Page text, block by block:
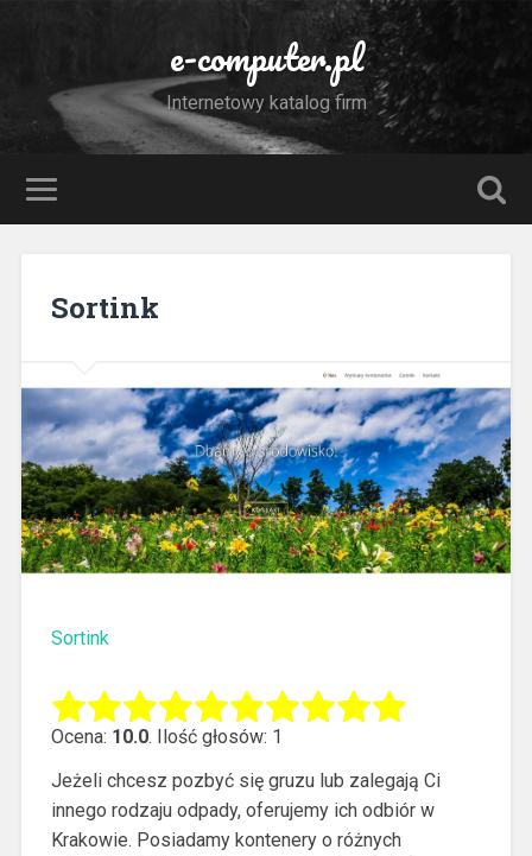
e-computer.pl
Internetowy katalog firm
Sortink
Sortink
Ocena: 10.0. Ilość głosów: 1
Jeżeli chcesz pozbyć się gruzu lub zalegają Ci
innego rodzaju odpady, oferujemy ich odbiór w
Krakowie. Posiadamy kontenery o różnych